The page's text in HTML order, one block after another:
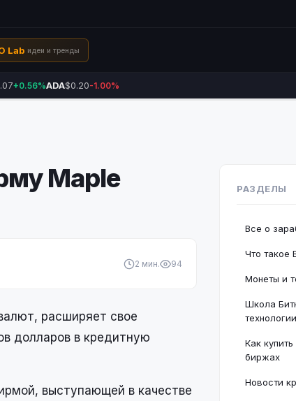
Lab идеи и тренды
+0.56%ADA$0.20-1.00%
Maple
2 мин. 94
расширяет свое
долларов в кредитную
выступающей в качестве
РАЗДЕЛЫ
Все о
Что такое
Монеты и
Школа
технологии
Как
биржах
Новости